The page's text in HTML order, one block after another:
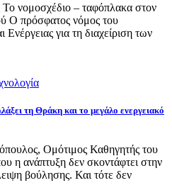
νομοσχέδιο – ταφόπλακα στον
Ο πρόσφατος νόμος του
για τη διαχείριση των
τη Θράκη και το μεγάλο ενεργειακό
Ομότιμος Καθηγητής του
ανάπτυξη δεν σκοντάφτει στην
βούλησης. Και τότε δεν